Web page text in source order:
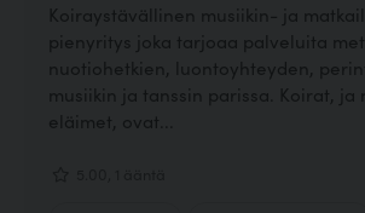
Koiraystävällinen musiikin- ja
pienyritys joka tarjoaa palveluita
nuotiohetkien, luontoyhteyden,
musiikin ja tanssin parissa. Koirat, ja
eläimet, ovat...